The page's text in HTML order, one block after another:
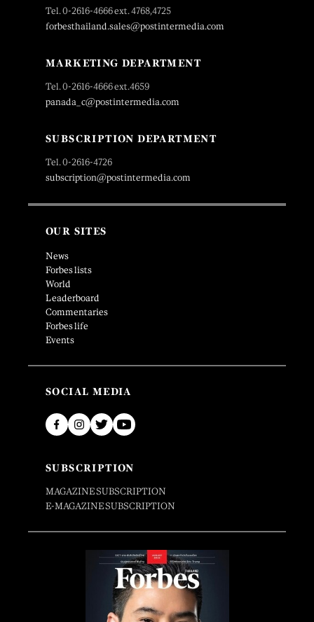
Tel. 0-2616-4666 ext. 4768,4725
forbesthailand.sales@postintermedia.com
MARKETING DEPARTMENT
Tel. 0-2616-4666 ext.4659
panada_c@postintermedia.com
SUBSCRIPTION DEPARTMENT
Tel. 0-2616-4726
subscription@postintermedia.com
OUR SITES
News
Forbes lists
World
Leaderboard
Commentaries
Forbes life
Events
SOCIAL MEDIA
SUBSCRIPTION
MAGAZINE SUBSCRIPTION
E-MAGAZINE SUBSCRIPTION